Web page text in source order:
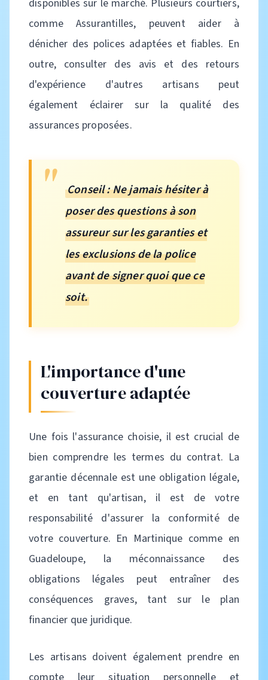
disponibles sur le marché. Plusieurs courtiers,
comme Assurantilles, peuvent aider à
dénicher des polices adaptées et fiables. En
outre, consulter des avis et des retours
d'expérience d'autres artisans peut
également éclairer sur la qualité des
assurances proposées.
Conseil : Ne jamais hésiter à
poser des questions à son
assureur sur les garanties et
les exclusions de la police
avant de signer quoi que ce
soit.
L'importance d'une
couverture adaptée
Une fois l'assurance choisie, il est crucial de
bien comprendre les termes du contrat. La
garantie décennale est une obligation légale,
et en tant qu'artisan, il est de votre
responsabilité d'assurer la conformité de
votre couverture. En Martinique comme en
Guadeloupe, la méconnaissance des
obligations légales peut entraîner des
conséquences graves, tant sur le plan
financier que juridique.
Les artisans doivent également prendre en